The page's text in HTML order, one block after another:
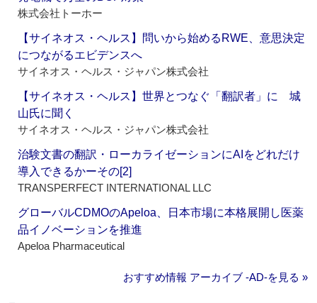
株式会社トーホー
【サイネオス・ヘルス】問いから始めるRWE、意思決定
につながるエビデンスへ
サイネオス・ヘルス・ジャパン株式会社
【サイネオス・ヘルス】世界とつなぐ「翻訳者」に 城
山氏に聞く
サイネオス・ヘルス・ジャパン株式会社
治験文書の翻訳・ローカライゼーションにAIをどれだけ
導入できるかーその[2]
TRANSPERFECT INTERNATIONAL LLC
グローバルCDMOのApeloa、日本市場に本格展開し医薬
品イノベーションを推進
Apeloa Pharmaceutical
おすすめ情報 アーカイブ ‐AD‐を見る »